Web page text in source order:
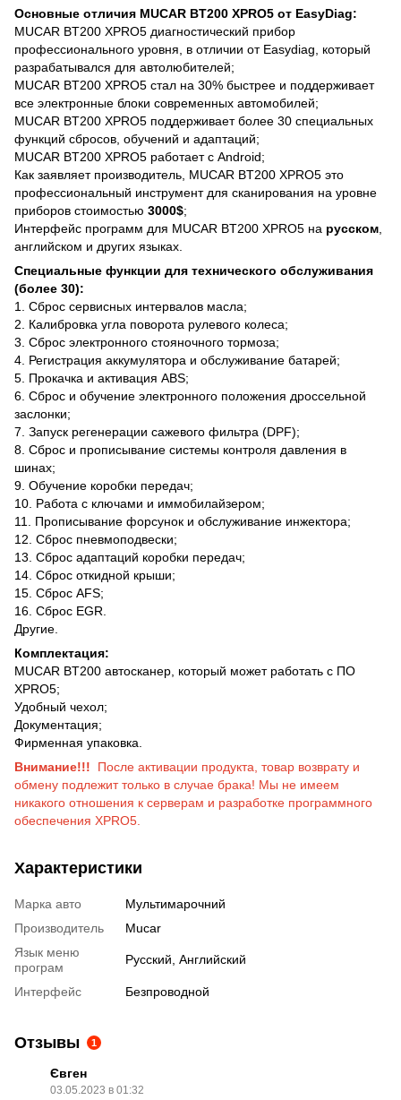
Основные отличия MUCAR BT200 XPRO5 от EasyDiag:
MUCAR BT200 XPRO5 диагностический прибор
профессионального уровня, в отличии от Easydiag, который
разрабатывался для автолюбителей;
MUCAR BT200 XPRO5 стал на 30% быстрее и поддерживает
все электронные блоки современных автомобилей;
MUCAR BT200 XPRO5 поддерживает более 30 специальных
функций сбросов, обучений и адаптаций;
MUCAR BT200 XPRO5 работает с Android;
Как заявляет производитель, MUCAR BT200 XPRO5 это
профессиональный инструмент для сканирования на уровне
приборов стоимостью 3000$;
Интерфейс программ для MUCAR BT200 XPRO5 на русском
английском и других языках.
Специальные функции для технического обслуживания
(более 30):
1. Сброс сервисных интервалов масла;
2. Калибровка угла поворота рулевого колеса;
3. Сброс электронного стояночного тормоза;
4. Регистрация аккумулятора и обслуживание батарей;
5. Прокачка и активация ABS;
6. Сброс и обучение электронного положения дроссельной
заслонки;
7. Запуск регенерации сажевого фильтра (DPF);
8. Сброс и прописывание системы контроля давления в
шинах;
9. Обучение коробки передач;
10. Работа с ключами и иммобилайзером;
11. Прописывание форсунок и обслуживание инжектора;
12. Сброс пневмоподвески;
13. Сброс адаптаций коробки передач;
14. Сброс откидной крыши;
15. Сброс AFS;
16. Сброс EGR.
Другие.
Комплектация:
MUCAR BT200 автосканер, который может работать с ПО
XPRO5;
Удобный чехол;
Документация;
Фирменная упаковка.
Внимание!!!
После активации продукта, товар возврату и
обмену подлежит только в случае брака! Мы не имеем
никакого отношения к серверам и разработке программного
обеспечения XPRO5.
Характеристики
Марка авто
Мультимарочний
Производитель
Mucar
Язык меню
програм
Русский, Английский
Интерфейс Безпроводной
Отзывы 1
Євген
03.05.2023 в 01:32